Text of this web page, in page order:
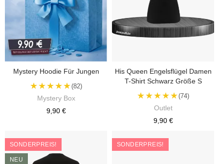
Mystery Hoodie Für Jungen
★★★★★(82)
Mystery Box
9,90 €
His Queen Engelsflügel Damen
T-Shirt Schwarz Größe S
★★★★★(74)
Outlet
9,90 €
SONDERPREIS!
NEU
SONDERPREIS!